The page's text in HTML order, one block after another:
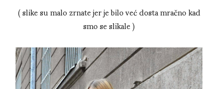
( slike su malo zrnate jer je bilo već dosta mračno kad
smo se slikale )